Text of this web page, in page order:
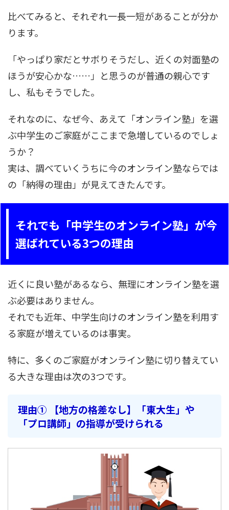
比べてみると、それぞれ一長一短があることが分か
ります。
「やっぱり家だとサボりそうだし、近くの対面塾の
ほうが安心かな……」と思うのが普通の親心です
し、私もそうでした。
それなのに、なぜ今、あえて「オンライン塾」を選
ぶ中学生のご家庭がここまで急増しているのでしょ
うか？
実は、調べていくうちに今のオンライン塾ならでは
の「納得の理由」が見えてきたんです。
それでも「中学生のオンライン塾」が今
選ばれている3つの理由
近くに良い塾があるなら、無理にオンライン塾を選
ぶ必要はありません。
それでも近年、中学生向けのオンライン塾を利用す
る家庭が増えているのは事実。
特に、多くのご家庭がオンライン塾に切り替えてい
る大きな理由は次の3つです。
理由① 【地方の格差なし】「東大生」や
「プロ講師」の指導が受けられる